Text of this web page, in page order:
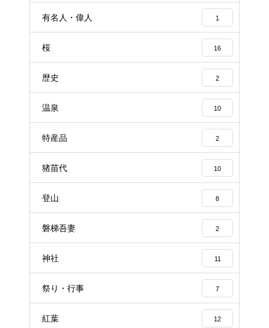
有名人・偉人 1
桜 16
歴史 2
温泉 10
特産品 2
猪苗代 10
登山 8
磐梯吾妻 2
神社 11
祭り・行事 7
紅葉 12